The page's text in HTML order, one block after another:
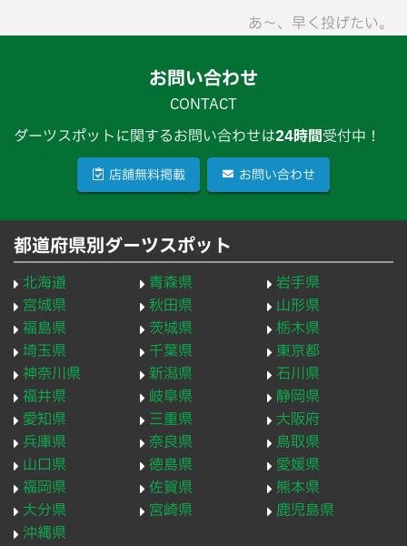
あ〜、早く投げたい。
お問い合わせ
CONTACT
ダーツスポットに関するお問い合わせは24時間受付中！
店舗無料掲載 お問い合わせ
都道府県別ダーツスポット
北海道 青森県
岩手県
宮城県
秋田県
山形県
福島県
茨城県
栃木県
埼玉県
千葉県
東京都
神奈川県
新潟県
石川県
福井県
岐阜県
静岡県
愛知県
三重県
大阪府
兵庫県
奈良県
鳥取県
山口県
徳島県
愛媛県
福岡県
佐賀県
熊本県
大分県
宮崎県
鹿児島県
沖縄県